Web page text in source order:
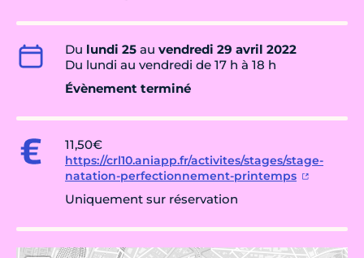
Du lundi 25 au vendredi 29 avril 2022
Du lundi au vendredi de 17 h à 18 h
Évènement terminé
11,50€
https://crl10.aniapp.fr/activites/stages/stage-
natation-perfectionnement-printemps
Uniquement sur réservation